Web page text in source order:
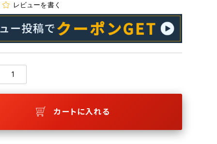
レビューを書く
カートに入れる